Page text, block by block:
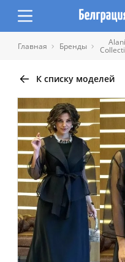
Главная Бренды Alani
Таблица
К списку моделей